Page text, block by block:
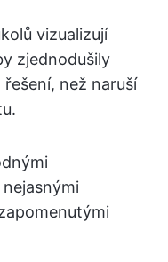
vizualizují
zjednodušily
než naruší